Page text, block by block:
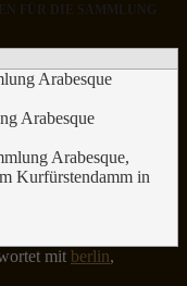
FÜR DIE SAMMLUNG
Arabesque
Arabesque,
Kurfürstendamm in
mit berlin,